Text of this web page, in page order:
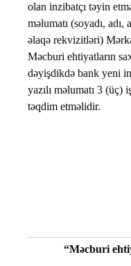
olan inzibatçı təyin
məlumatı (soyadı, adı,
əlaqə rekvizitləri)
Məcburi ehtiyatların
dəyişdikdə bank yeni
yazılı məlumatı 3
təqdim etməlidir.
“Məcburi